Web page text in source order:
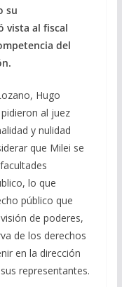
su
vista al fiscal
del
Hugo
al juez
y nulidad
que Milei se
lo que
público que
de poderes,
de los derechos
en la dirección
representantes.